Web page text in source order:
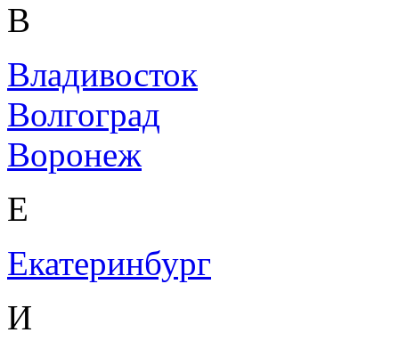
В
Владивосток
Волгоград
Воронеж
Е
Екатеринбург
И